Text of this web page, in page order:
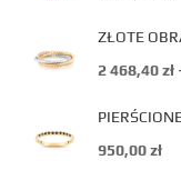
ZŁOTE
2 468,40zł
950,00zł